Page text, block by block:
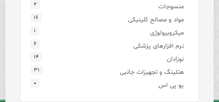
منسوجات ۲
مواد و مصالح کلینیکی ۱۶
میکروبیولوژی ۱
نرم افزارهای پزشکی ۶
نوزادان ۱۴
هتلینگ و تجهیزات جانبی ۳۱
یو پی اس ۰